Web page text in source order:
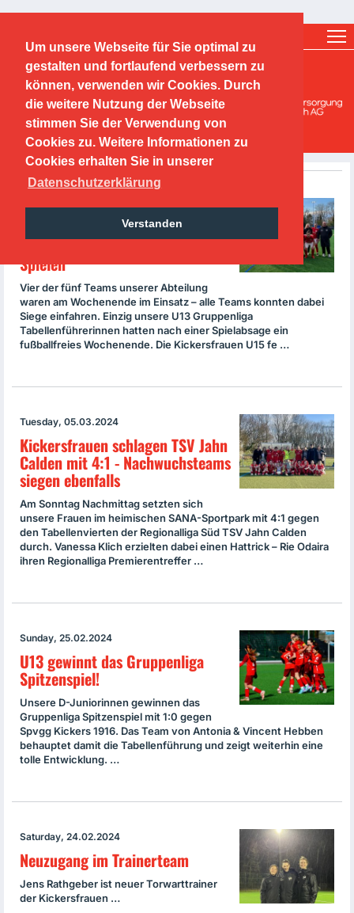
Um unsere Webseite für Sie optimal zu
gestalten und fortlaufend verbessern zu
können, verwenden wir Cookies. Durch
die weitere Nutzung der Webseite
stimmen Sie der Verwendung von
Cookies zu. Weitere Informationen zu
Cookies erhalten Sie in unserer
Datenschutzerklärung
Verstanden
O.F.C. Kickers 1901 e.V.
Mädchen-/ und
Sunday, 24.03.2024
Erfolgreiches Kickersfrauen
Wochenende - 4 Siege aus 4
Spielen
Vier der fünf Teams unserer Abteilung
waren am Wochenende im Einsatz – alle Teams konnten dabei
Siege einfahren. Einzig unsere U13 Gruppenliga
Tabellenführerinnen hatten nach einer Spielabsage ein
fußballfreies Wochenende. Die Kickersfrauen U15 fe …
Tuesday, 05.03.2024
Kickersfrauen schlagen TSV Jahn
Calden mit 4:1 - Nachwuchsteams
siegen ebenfalls
Am Sonntag Nachmittag setzten sich
unsere Frauen im heimischen SANA-Sportpark mit 4:1 gegen
den Tabellenvierten der Regionalliga Süd TSV Jahn Calden
durch. Vanessa Klich erzielten dabei einen Hattrick – Rie Odaira
ihren Regionalliga Premierentreffer …
Sunday, 25.02.2024
U13 gewinnt das Gruppenliga
Spitzenspiel!
Unsere D-Juniorinnen gewinnen das
Gruppenliga Spitzenspiel mit 1:0 gegen
Spvgg Kickers 1916. Das Team von Antonia & Vincent Hebben
behauptet damit die Tabellenführung und zeigt weiterhin eine
tolle Entwicklung. …
Saturday, 24.02.2024
Neuzugang im Trainerteam
Jens Rathgeber ist neuer Torwarttrainer
der Kickersfrauen …